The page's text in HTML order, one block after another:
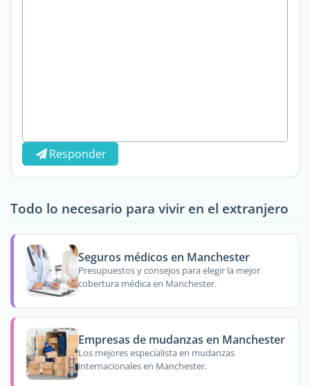
Responder
Todo lo necesario para vivir en el extranjero
Seguros médicos en Manchester
Presupuestos y consejos para elegir la mejor
cobertura médica en Manchester.
Empresas de mudanzas en Manchester
Los mejores especialista en mudanzas
internacionales en Manchester.